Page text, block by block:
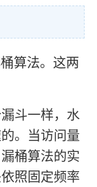
算法。这两
斗一样，水
。当访问量
桶算法的实
照固定频率